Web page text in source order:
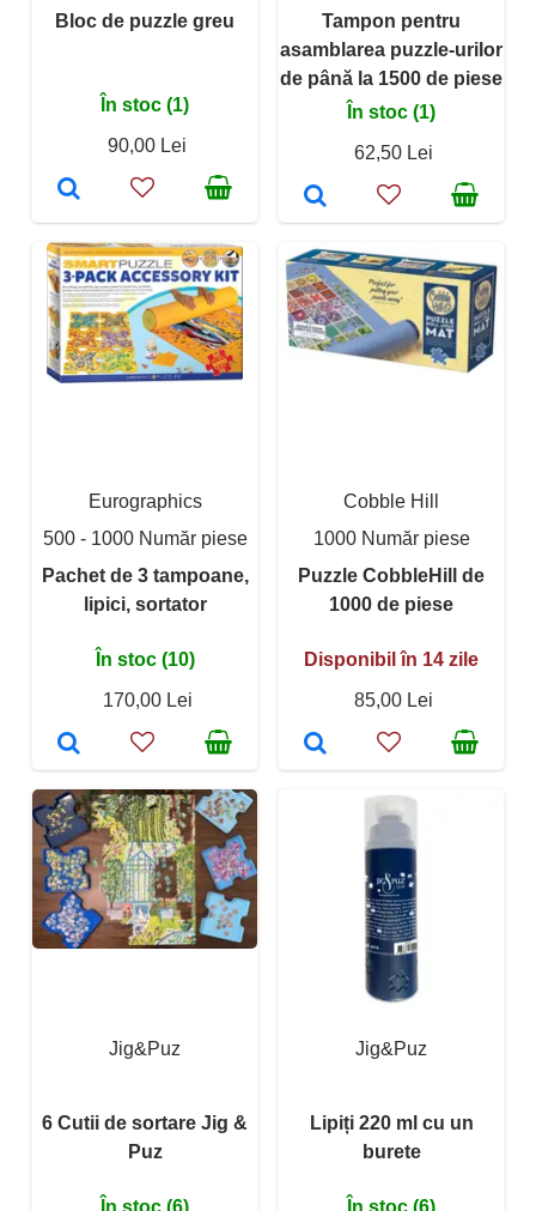
Bloc de puzzle greu
În stoc (1)
90,00 Lei
Tampon pentru
asamblarea puzzle-urilor
de până la 1500 de piese
În stoc (1)
62,50 Lei
Eurographics
500 - 1000 Număr piese
Pachet de 3 tampoane,
lipici, sortator
În stoc (10)
170,00 Lei
Cobble Hill
1000 Număr piese
Puzzle CobbleHill de
1000 de piese
Disponibil în 14 zile
85,00 Lei
Jig&Puz
6 Cutii de sortare Jig &
Puz
Jig&Puz
Lipiți 220 ml cu un
burete